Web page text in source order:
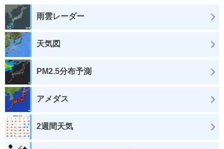
雨雲レーダー
天気図
PM2.5分布予測
アメダス
2週間天気